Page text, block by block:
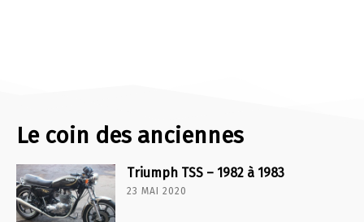
Le coin des anciennes
Triumph TSS – 1982 à 1983
23 MAI 2020